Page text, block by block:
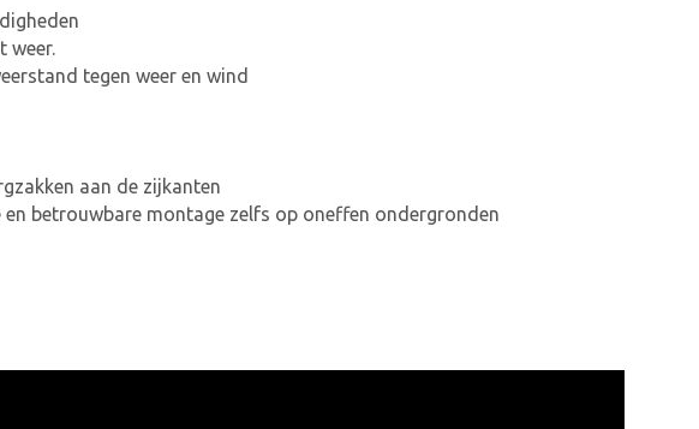
weer.
tegen weer en wind
aan de zijkanten
betrouwbare montage zelfs op oneffen ondergronden